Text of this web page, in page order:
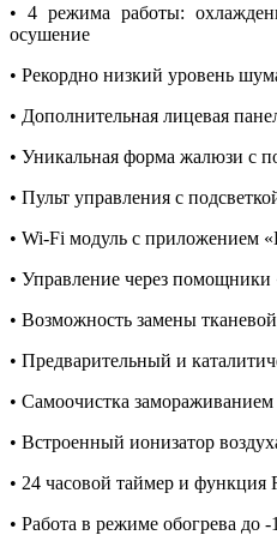
• 4 режима работы:
осушение
• Рекордно низкий уровень
• Дополнительная лицевая
• Уникальная форма жалюзи с
• Пульт управления с
• Wi-Fi модуль с приложением
• Управление через
• Возможность замены
• Предварительный и
• Самоочистка
• Встроенный ионизатор
• 24 часовой таймер и функция
• Работа в режиме обогрева до -